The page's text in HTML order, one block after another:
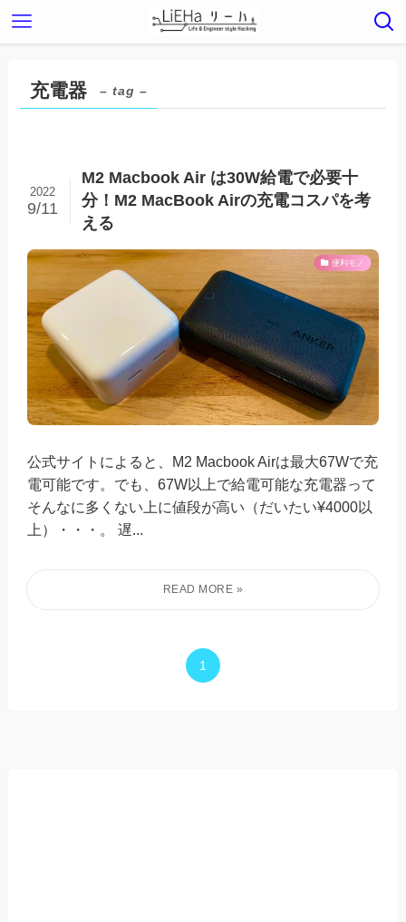
充電器 – tag –
M2 Macbook Air は30W給電で必要十
分！M2 MacBook Airの充電コスパを考
える
2022
9/11
便利モノ
公式サイトによると、M2 Macbook Airは最大67Wで充
電可能です。でも、67W以上で給電可能な充電器って
そんなに多くない上に値段が高い（だいたい¥4000以
上）・・・。 遅...
1